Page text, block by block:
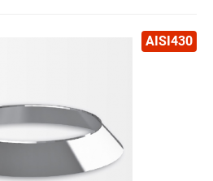
AISI430